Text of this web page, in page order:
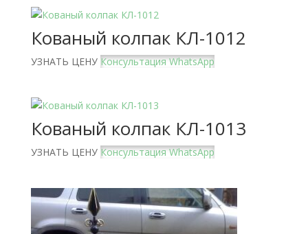
Кованый колпак КЛ-1012
УЗНАТЬ ЦЕНУ Консультация WhatsApp
Кованый колпак КЛ-1013
УЗНАТЬ ЦЕНУ Консультация WhatsApp